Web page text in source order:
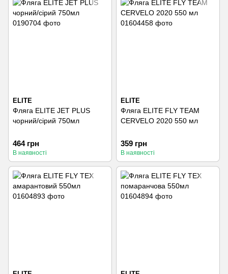
ELITE
Фляга ELITE JET PLUS
чорний/сірий 750мл
464 грн
В наявності
ELITE
Фляга ELITE FLY TEAM
CERVELO 2020 550 мл
359 грн
В наявності